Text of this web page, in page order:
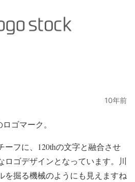
10年前
ゴマーク。
ーフに、120thの文字と融合させ
ロゴデザインとなっています。川
を掘る機械のようにも見えますね